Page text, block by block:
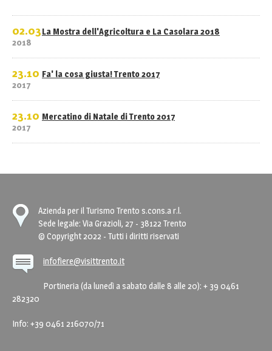
02.03
2018
La Mostra dell'Agricoltura e La Casolara 2018
23.10
2017
Fa' la cosa giusta! Trento 2017
23.10
2017
Mercatino di Natale di Trento 2017
Azienda per il Turismo Trento s.cons.a r.l.
Sede legale: Via Grazioli, 27 - 38122 Trento
© Copyright 2022 - Tutti i diritti riservati
infofiere@visittrento.it
Portineria (da lunedì a sabato dalle 8 alle 20): + 39 0461
282320
Info: +39 0461 216070/71